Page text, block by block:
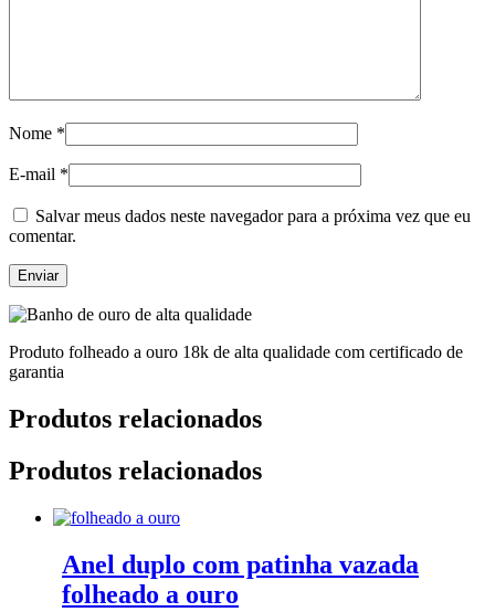
Nome *
E-mail *
Salvar meus dados neste navegador para a próxima vez que eu
comentar.
Produto folheado a ouro 18k de alta qualidade com certificado de
garantia
Produtos relacionados
Produtos relacionados
Anel duplo com patinha vazada
folheado a ouro